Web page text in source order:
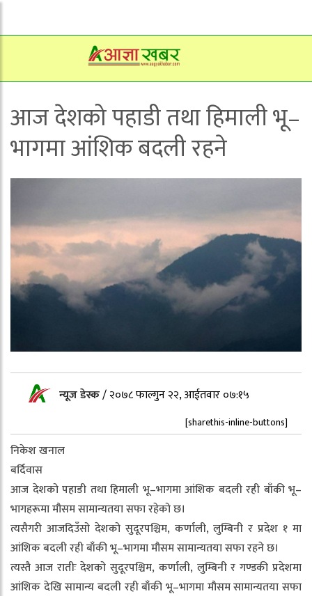
आज देशको पहाडी तथा हिमाली भू–
भागमा आंशिक बदली रहने
न्यूज डेस्क/२०७८ फाल्गुन २२, आईतवार ०७:१५
[sharethis-inline-buttons]
निकेश खनाल
बर्दिवास
आज देशको पहाडी तथा हिमाली भू–भागमा आंशिक बदली रही बाँकी भू–
भागहरूमा मौसम सामान्यतया सफा रहेको छ।
त्यसैगरी आजदिउँसो देशको सुदूरपश्चिम, कर्णाली, लुम्बिनी र प्रदेश १ मा
आंशिक बदली रही बाँकी भू–भागमा मौसम सामान्यतया सफा रहने छ।
त्यस्तै आज रातीः देशको सुदूरपश्चिम, कर्णाली, लुम्बिनी र गण्डकी प्रदेशमा
आंशिक देखि सामान्य बदली रही बाँकी भू–भागमा मौसम सामान्यतया सफा